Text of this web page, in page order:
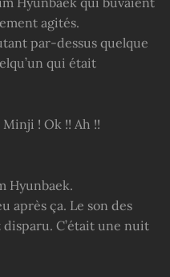
agités.
par-dessus quelque
qui était
Minji ! Ok !! Ah !!
Hyunbaek.
après ça. Le son des
C’était une nuit